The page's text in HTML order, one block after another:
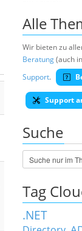
Alle
Wir bieten zu
Beratung(auch
Support.
Support
Suche
Tag
.NET